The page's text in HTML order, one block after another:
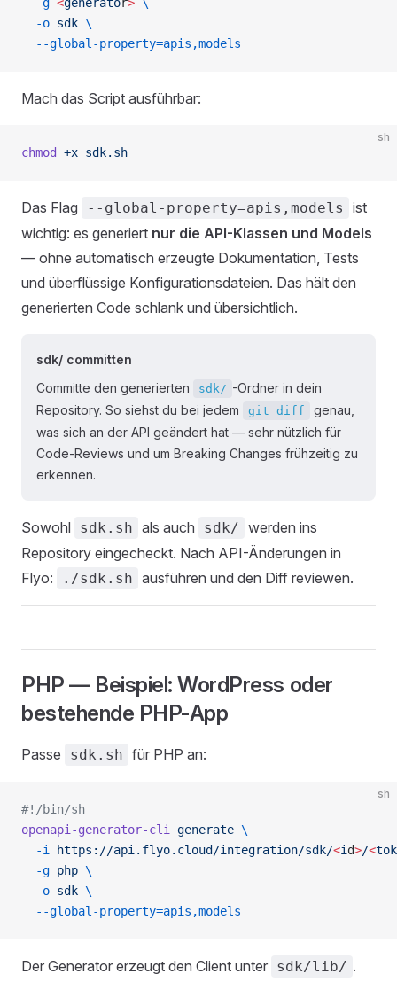
  -o
sdk \
  --global-property=apis,models
Mach das Script ausführbar:
sh
chmod +x sdk.sh
Das Flag --global-property=apis,models
ist
wichtig: es generiert nur die API-Klassen und Models
— ohne automatisch erzeugte Dokumentation, Tests
und überflüssige Konfigurationsdateien. Das hält den
generierten Code schlank und übersichtlich.
sdk/ committen
Committe den generierten
sdk/ -Ordner in dein
Repository. So siehst du bei jedem
git diff
genau,
was sich an der API geändert hat — sehr nützlich für
Code-Reviews und um Breaking Changes frühzeitig zu
erkennen.
Sowohl sdk.sh als auch sdk/ werden ins
Repository eingecheckt. Nach API-Änderungen in
Flyo:
./sdk.sh ausführen und den Diff reviewen.
PHP — Beispiel: WordPress oder
bestehende PHP-App
Passe sdk.sh für PHP an:
sh
#!/bin/sh
openapi-generator-cli
generate \
  -i
https://api.flyo.cloud/integration/sdk/<i d>/<
  -g
php \
  -o
sdk \
  --global-property=apis,models
Der Generator erzeugt den Client unter sdk/lib/ .